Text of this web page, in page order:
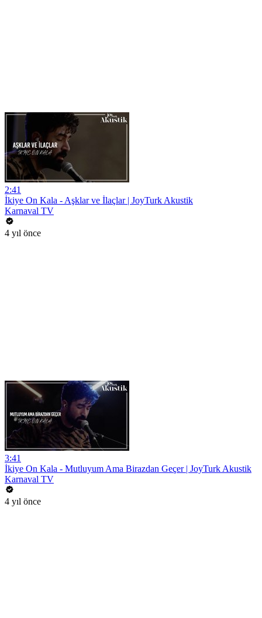
2:41
İkiye On Kala - Aşklar ve İlaçlar | JoyTurk Akustik
Karnaval TV
4 yıl önce
3:41
İkiye On Kala - Mutluyum Ama Birazdan Geçer | JoyTurk Akustik
Karnaval TV
4 yıl önce